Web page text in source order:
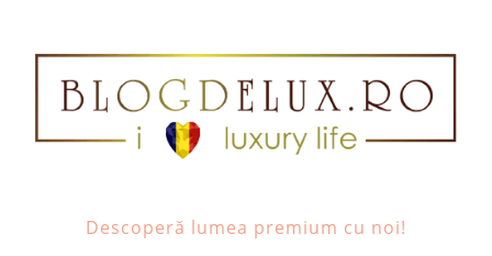
Descoperă lumea premium cu noi!